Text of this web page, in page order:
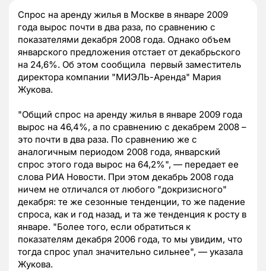
Спрос на аренду жилья в Москве в январе 2009
года вырос почти в два раза, по сравнению с
показателями декабря 2008 года. Однако объем
январского предложения отстает от декабрьского
на 24,6%. Об этом сообщила первый заместитель
директора компании "МИЭЛЬ-Аренда" Мария
Жукова.
"Общий спрос на аренду жилья в январе 2009 года
вырос на 46,4%, а по сравнению с декабрем 2008 –
это почти в два раза. По сравнению же с
аналогичным периодом 2008 года, январский
спрос этого года вырос на 64,2%", — передает ее
слова РИА Новости. При этом декабрь 2008 года
ничем не отличался от любого "докризисного"
декабря: те же сезонные тенденции, то же падение
спроса, как и год назад, и та же тенденция к росту в
январе. "Более того, если обратиться к
показателям декабря 2006 года, то мы увидим, что
тогда спрос упал значительно сильнее", — указала
Жукова.